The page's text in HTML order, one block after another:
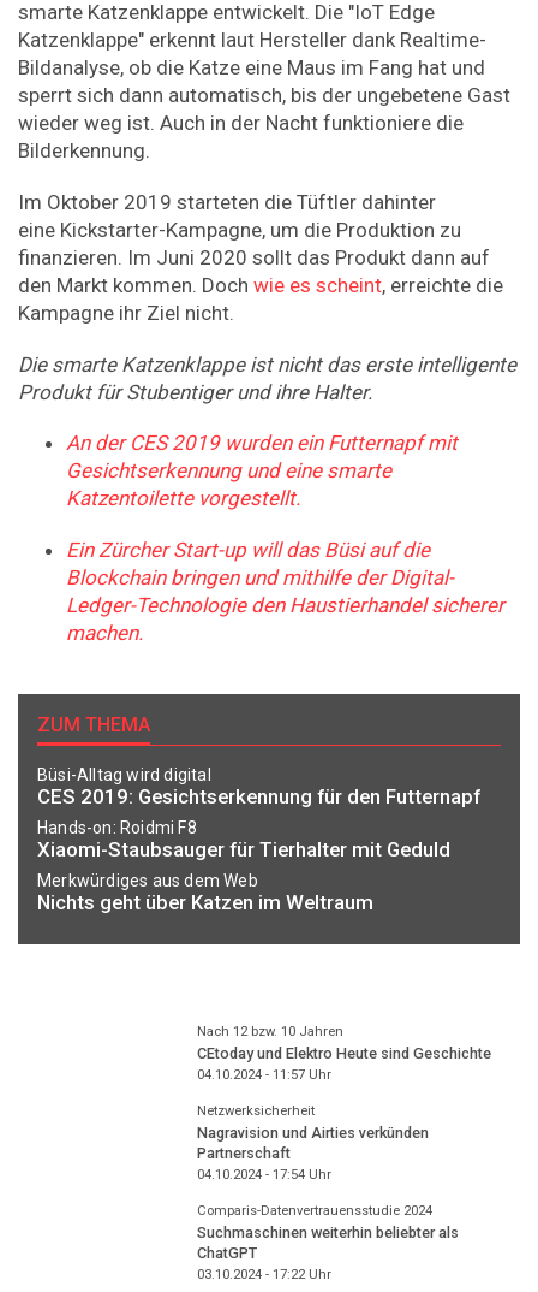
smarte Katzenklappe entwickelt. Die "IoT Edge
Katzenklappe" erkennt laut Hersteller dank Realtime-
Bildanalyse, ob die Katze eine Maus im Fang hat und
sperrt sich dann automatisch, bis der ungebetene Gast
wieder weg ist. Auch in der Nacht funktioniere die
Bilderkennung.
Im Oktober 2019 starteten die Tüftler dahinter
eine Kickstarter-Kampagne, um die Produktion zu
finanzieren. Im Juni 2020 sollt das Produkt dann auf
den Markt kommen. Doch wie es scheint, erreichte die
Kampagne ihr Ziel nicht.
Die smarte Katzenklappe ist nicht das erste intelligente
Produkt für Stubentiger und ihre Halter.
An der CES 2019 wurden ein Futternapf mit
Gesichtserkennung und eine smarte
Katzentoilette vorgestellt.
Ein Zürcher Start-up will das Büsi auf die
Blockchain bringen und mithilfe der Digital-
Ledger-Technologie den Haustierhandel sicherer
machen.
ZUM THEMA
Büsi-Alltag wird digital
CES 2019: Gesichtserkennung für den Futternapf
Hands-on: Roidmi F8
Xiaomi-Staubsauger für Tierhalter mit Geduld
Merkwürdiges aus dem Web
Nichts geht über Katzen im Weltraum
Nach 12 bzw. 10 Jahren
CEtoday und Elektro Heute sind Geschichte
04.10.2024 - 11:57Uhr
Netzwerksicherheit
Nagravision und Airties verkünden
Partnerschaft
04.10.2024 - 17:54Uhr
Comparis-Datenvertrauensstudie 2024
Suchmaschinen weiterhin beliebter als
ChatGPT
03.10.2024 - 17:22Uhr